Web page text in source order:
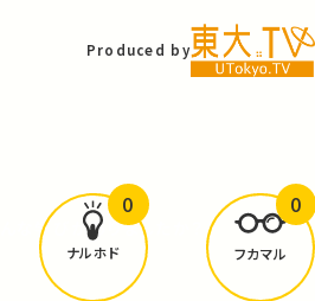
Produced by
んな学びがありましたか？
ナルホド
0
フカマル
0